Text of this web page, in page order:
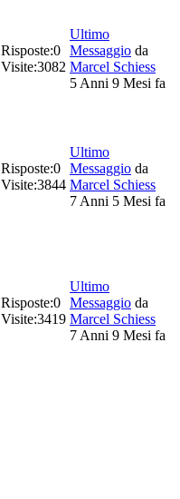
Risposte:0
Visite:3082
Ultimo
Messaggio da
Marcel Schiess
5 Anni 9 Mesi fa
Risposte:0
Visite:3844
Ultimo
Messaggio da
Marcel Schiess
7 Anni 5 Mesi fa
Risposte:0
Visite:3419
Ultimo
Messaggio da
Marcel Schiess
7 Anni 9 Mesi fa